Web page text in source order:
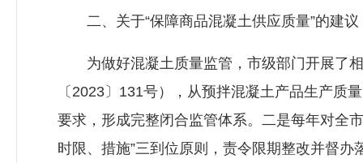
二、关于“保障商品混凝土供应质量”的建议
为做好混凝土质量监管，市级部门开展了相
〔2023〕131号），从预拌混凝土产品生产质
要求，形成完整闭合监管体系。二是每年对全
时限、措施”三到位原则，责令限期整改并督